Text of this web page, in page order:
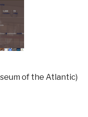
of the Atlantic)